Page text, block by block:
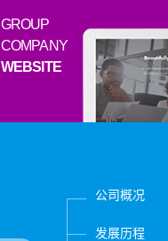
GROUP
COMPANY
WEBSITE
公司概况
发展历程